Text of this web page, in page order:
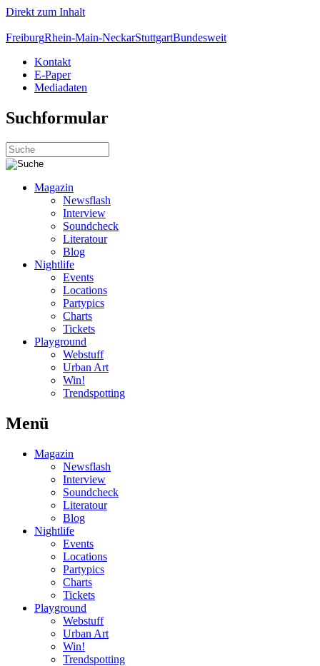
Direkt zum Inhalt
FreiburgRhein-Main-NeckarStuttgartBundesweit
Kontakt
E-Paper
Mediadaten
Suchformular
Magazin
Newsflash
Interview
Soundcheck
Literatour
Blog
Nightlife
Events
Locations
Partypics
Charts
Tickets
Playground
Webstuff
Urban Art
Win!
Trendspotting
Menü
Magazin
Newsflash
Interview
Soundcheck
Literatour
Blog
Nightlife
Events
Locations
Partypics
Charts
Tickets
Playground
Webstuff
Urban Art
Win!
Trendspotting